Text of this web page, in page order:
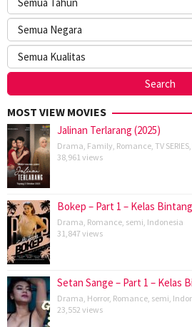
MOST VIEW MOVIES
Jalinan Terlarang (2025)
Drama Family Romance TV SERIES
38,961 views
Bokep – Part 1 – Kelas
Drama Romance semi Indonesia
31,847 views
Setan Sange – Part 1 – Kelas
Drama Horror, Romance semi
23,552 views